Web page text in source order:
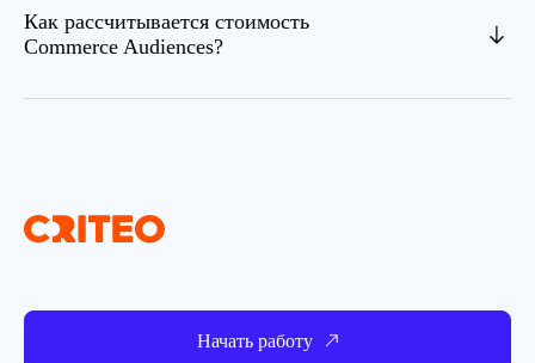
Как рассчитывается стоимость
Commerce Audiences?
Начать работу